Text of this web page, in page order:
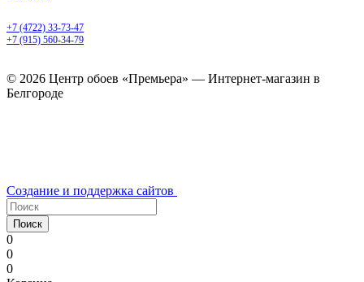
+7 (4722) 33-73-47
+7 (915) 560-34-79
© 2026 Центр обоев «Премьера» — Интернет-магазин в
Белгороде
Создание и поддержка сайтов
Поиск
0
0
0